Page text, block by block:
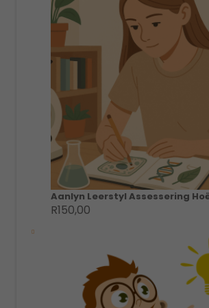
R250,00. R95,00.
Aanlyn Leerstyl Assessering
R150,00